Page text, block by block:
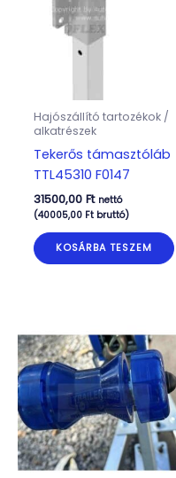
Hajószállító tartozékok /
alkatrészek
Tekerős támasztóláb
TTL45310 F0147
31500,00 Ft nettó
(40005,00 Ftbruttó)
KOSÁRBA TESZEM